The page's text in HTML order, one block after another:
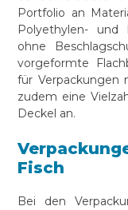
Portfolio an
Polyethylen- und
ohne
vorgeformte
für Verpackungen
zudem eine
Deckel an.
Fisch
Bei den